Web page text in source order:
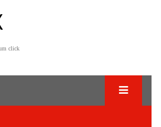
click